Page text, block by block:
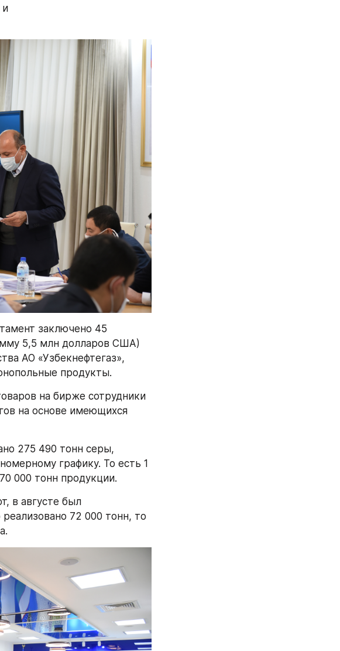
и
заключено 45
5,5 млн долларов США)
АО «Узбекнефтегаз»,
продукты.
на бирже сотрудники
на основе имеющихся
275 490 тонн серы,
графику. То есть 1
000 тонн продукции.
в августе был
72 000 тонн, то